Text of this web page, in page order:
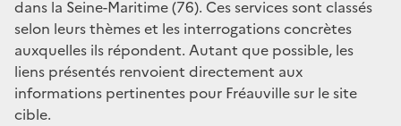
dans la Seine-Maritime (76). Ces services sont classés
selon leurs thèmes et les interrogations concrètes
auxquelles ils répondent. Autant que possible, les
liens présentés renvoient directement aux
informations pertinentes pour Fréauville sur le site
cible.